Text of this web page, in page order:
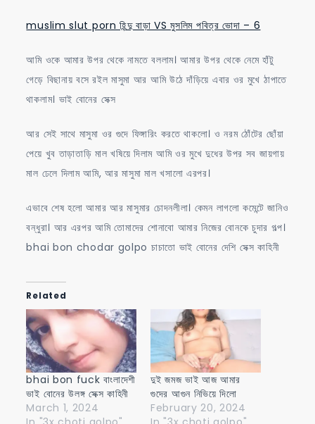
muslim slut porn হিন্দু বাড়া VS মুসলিম পবিত্র ভোদা – 6
আমি ওকে আমার উপর থেকে নামতে বললাম। আমার উপর থেকে নেমে হাঁটু
গেড়ে বিছানায় বসে রইল মাসুমা আর আমি উঠে দাঁড়িয়ে এবার ওর মুখে ঠাপাতে
থাকলাম। ভাই বোনের সেক্স
আর সেই সাথে মাসুমা ওর গুদে ফিঙ্গারিং করতে থাকলো। ও নরম ঠোঁটের ছোঁয়া
পেয়ে খুব তাড়াতাড়ি মাল খষিয়ে দিলাম আমি ওর মুখে দুধের উপর সব জায়গায়
মাল ঢেলে দিলাম আমি, আর মাসুমা মাল খসালো এরপর।
এভাবে শেষ হলো আমার আর মাসুমার চোদনলীলা। কেমন লাগলো কমেন্টে জানিও
বন্ধুরা। আর এরপর আমি তোমাদের শোনাবো আমার নিজের বোনকে চুদার গল্প।
bhai bon chodar golpo চাচাতো ভাই বোনের দেশি সেক্স কাহিনী
Related
bhai bon fuck বাংলাদেশী
ভাই বোনের উলঙ্গ সেক্স কাহিনী
March 1, 2024
দুই জমজ ভাই আজ আমার
গুদের আগুন নিভিয়ে দিলো
February 20, 2024